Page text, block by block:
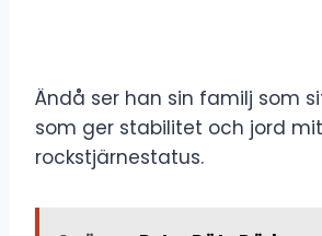
Ändå ser han sin familj som
som ger stabilitet och jord
rockstjärnestatus.